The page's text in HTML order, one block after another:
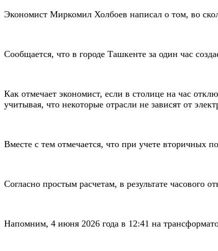
Экономист Миркомил Холбоев написал о том, во
Сообщается, что в городе Ташкенте за один час
Как отмечает экономист, если в столице на час
учитывая, что некоторые отрасли не зависят от
Вместе с тем отмечается, что при учете вторичных
Согласно простым расчетам, в результате
Напомним, 4 июня 2026 года в 12:41 на